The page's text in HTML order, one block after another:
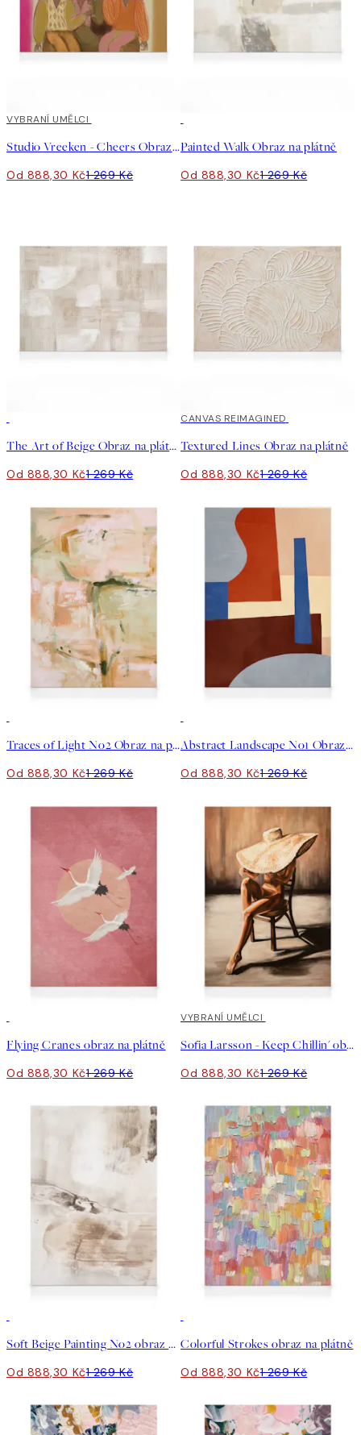
30%*
VYBRANÍ UMĚLCI
Studio Vreeken - Cheers Obraz na plátně
Od 888,30 Kč1 269 Kč
Painted Walk Obraz na plátně
Od 888,30 Kč1 269 Kč
The Art of Beige Obraz na plátně
Od 888,30 Kč1 269 Kč
30%*
CANVAS REIMAGINED
Textured Lines Obraz na plátně
Od 888,30 Kč1 269 Kč
Traces of Light No2 Obraz na plátně
Od 888,30 Kč1 269 Kč
Abstract Landscape No1 Obraz na plátně
Od 888,30 Kč1 269 Kč
Flying Cranes obraz na plátně
Od 888,30 Kč1 269 Kč
30%*
VYBRANÍ UMĚLCI
Sofia Larsson - Keep Chillin' obraz na plátně
Od 888,30 Kč1 269 Kč
Soft Beige Painting No2 obraz na plátně
Od 888,30 Kč1 269 Kč
Colorful Strokes obraz na plátně
Od 888,30 Kč1 269 Kč